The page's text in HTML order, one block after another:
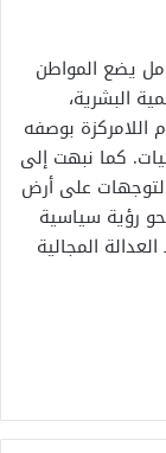
يضع المواطن
البشرية،
اللامركزة بوصفه
كما نبهت إلى
على أرض
رؤية سياسية
المجالية